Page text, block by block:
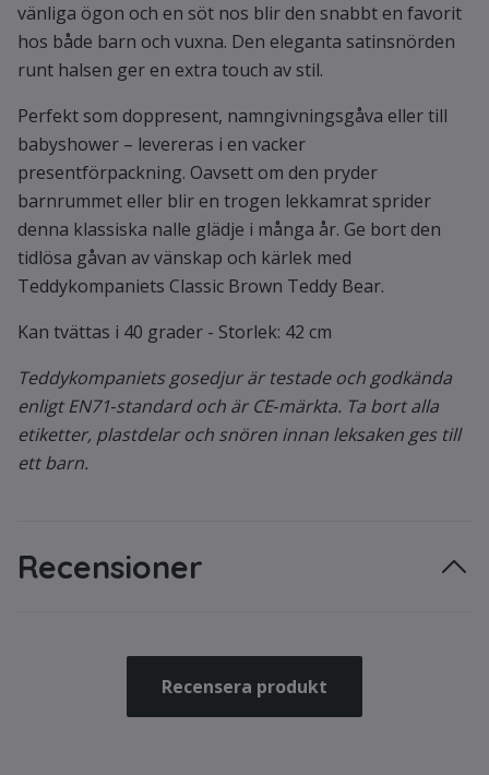
vänliga ögon och en söt nos blir den snabbt en favorit
hos både barn och vuxna. Den eleganta satinsnörden
runt halsen ger en extra touch av stil.
Perfekt som doppresent, namngivningsgåva eller till
babyshower – levereras i en vacker
presentförpackning. Oavsett om den pryder
barnrummet eller blir en trogen lekkamrat sprider
denna klassiska nalle glädje i många år. Ge bort den
tidlösa gåvan av vänskap och kärlek med
Teddykompaniets Classic Brown Teddy Bear.
Kan tvättas i 40 grader - Storlek: 42 cm
Teddykompaniets gosedjur är testade och godkända
enligt EN71‑standard och är CE‑märkta. Ta bort alla
etiketter, plastdelar och snören innan leksaken ges till
ett barn.
Recensioner
Recensera produkt